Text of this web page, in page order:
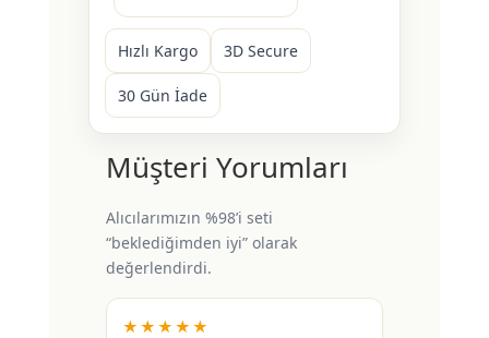
Hızlı Kargo 3D Secure
30 Gün İade
Müşteri Yorumları
Alıcılarımızın %98’i seti
“beklediğimden iyi” olarak
değerlendirdi.
★★★★★